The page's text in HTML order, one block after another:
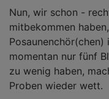
Nun, wir schon -
mitbekommen
momentan nur fünf
zu wenig haben,
Proben wieder wett.